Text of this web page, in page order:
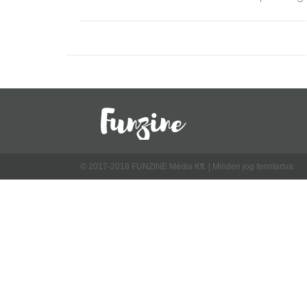
© 2017-2018 FUNZINE Média Kft. | Minden jog fenntartva